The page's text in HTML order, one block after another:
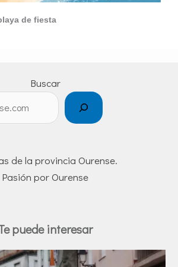
de fiesta
Buscar
de la provincia Ourense.
Pasión por Ourense
puede interesar